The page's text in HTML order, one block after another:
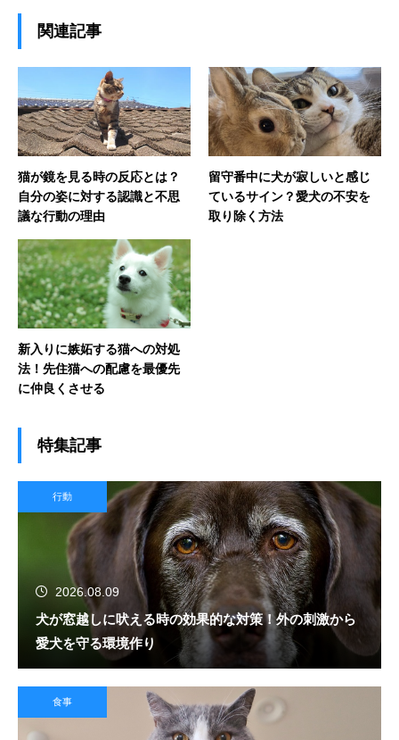
関連記事
猫が鏡を見る時の反応とは？
自分の姿に対する認識と不思
議な行動の理由
留守番中に犬が寂しいと感じ
ているサイン？愛犬の不安を
取り除く方法
新入りに嫉妬する猫への対処
法！先住猫への配慮を最優先
に仲良くさせる
特集記事
行動
2026.08.09
犬が窓越しに吠える時の効果的な対策！外の刺激から
愛犬を守る環境作り
食事